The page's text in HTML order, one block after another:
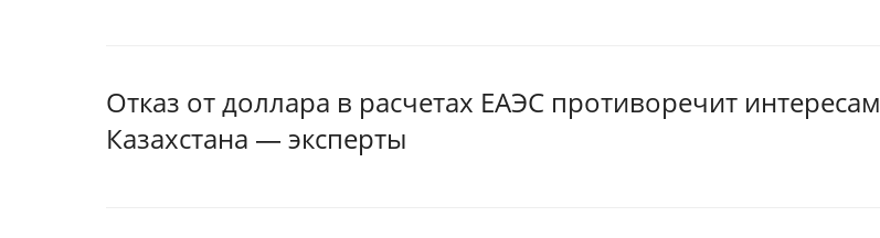
Отказ от доллара в расчетах ЕАЭС противоречит интересам
Казахстана — эксперты